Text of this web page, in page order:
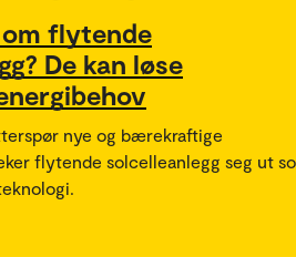
flytende
De kan løse
nye og bærekraftige
flytende solcelleanlegg seg ut